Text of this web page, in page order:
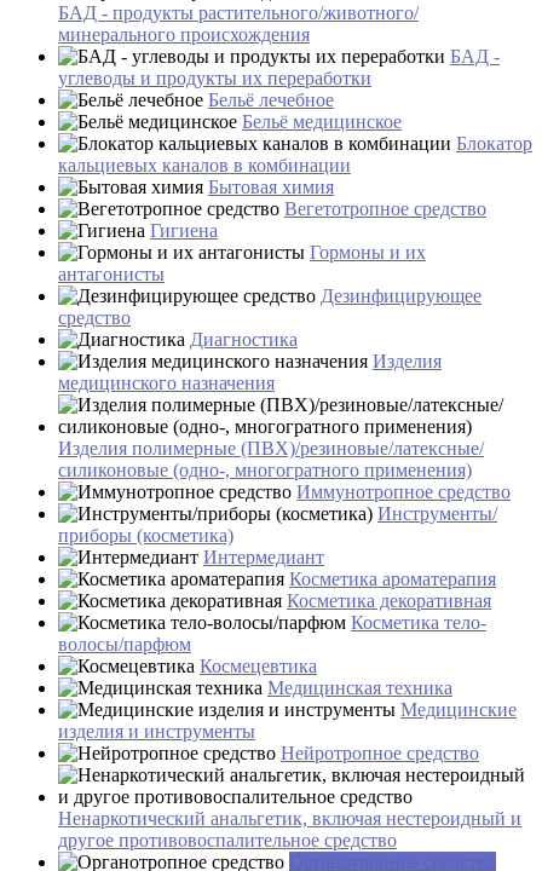
БАД - продукты растительного/животного/
минерального происхождения
БАД -
углеводы и продукты их переработки
Бельё лечебное
Бельё медицинское
Блокатор
кальциевых каналов в комбинации
Бытовая химия
Вегетотропное средство
Гигиена
Гормоны и их
антагонисты
Дезинфицирующее
средство
Диагностика
Изделия
медицинского назначения
Изделия полимерные (ПВХ)/резиновые/латексные/
силиконовые (одно-, многогратного применения)
Иммунотропное средство
Инструменты/
приборы (косметика)
Интермедиант
Косметика ароматерапия
Косметика декоративная
Косметика тело-
волосы/парфюм
Космецевтика
Медицинская техника
Медицинские
изделия и инструменты
Нейротропное средство
Ненаркотический анальгетик, включая нестероидный и
другое противовоспалительное средство